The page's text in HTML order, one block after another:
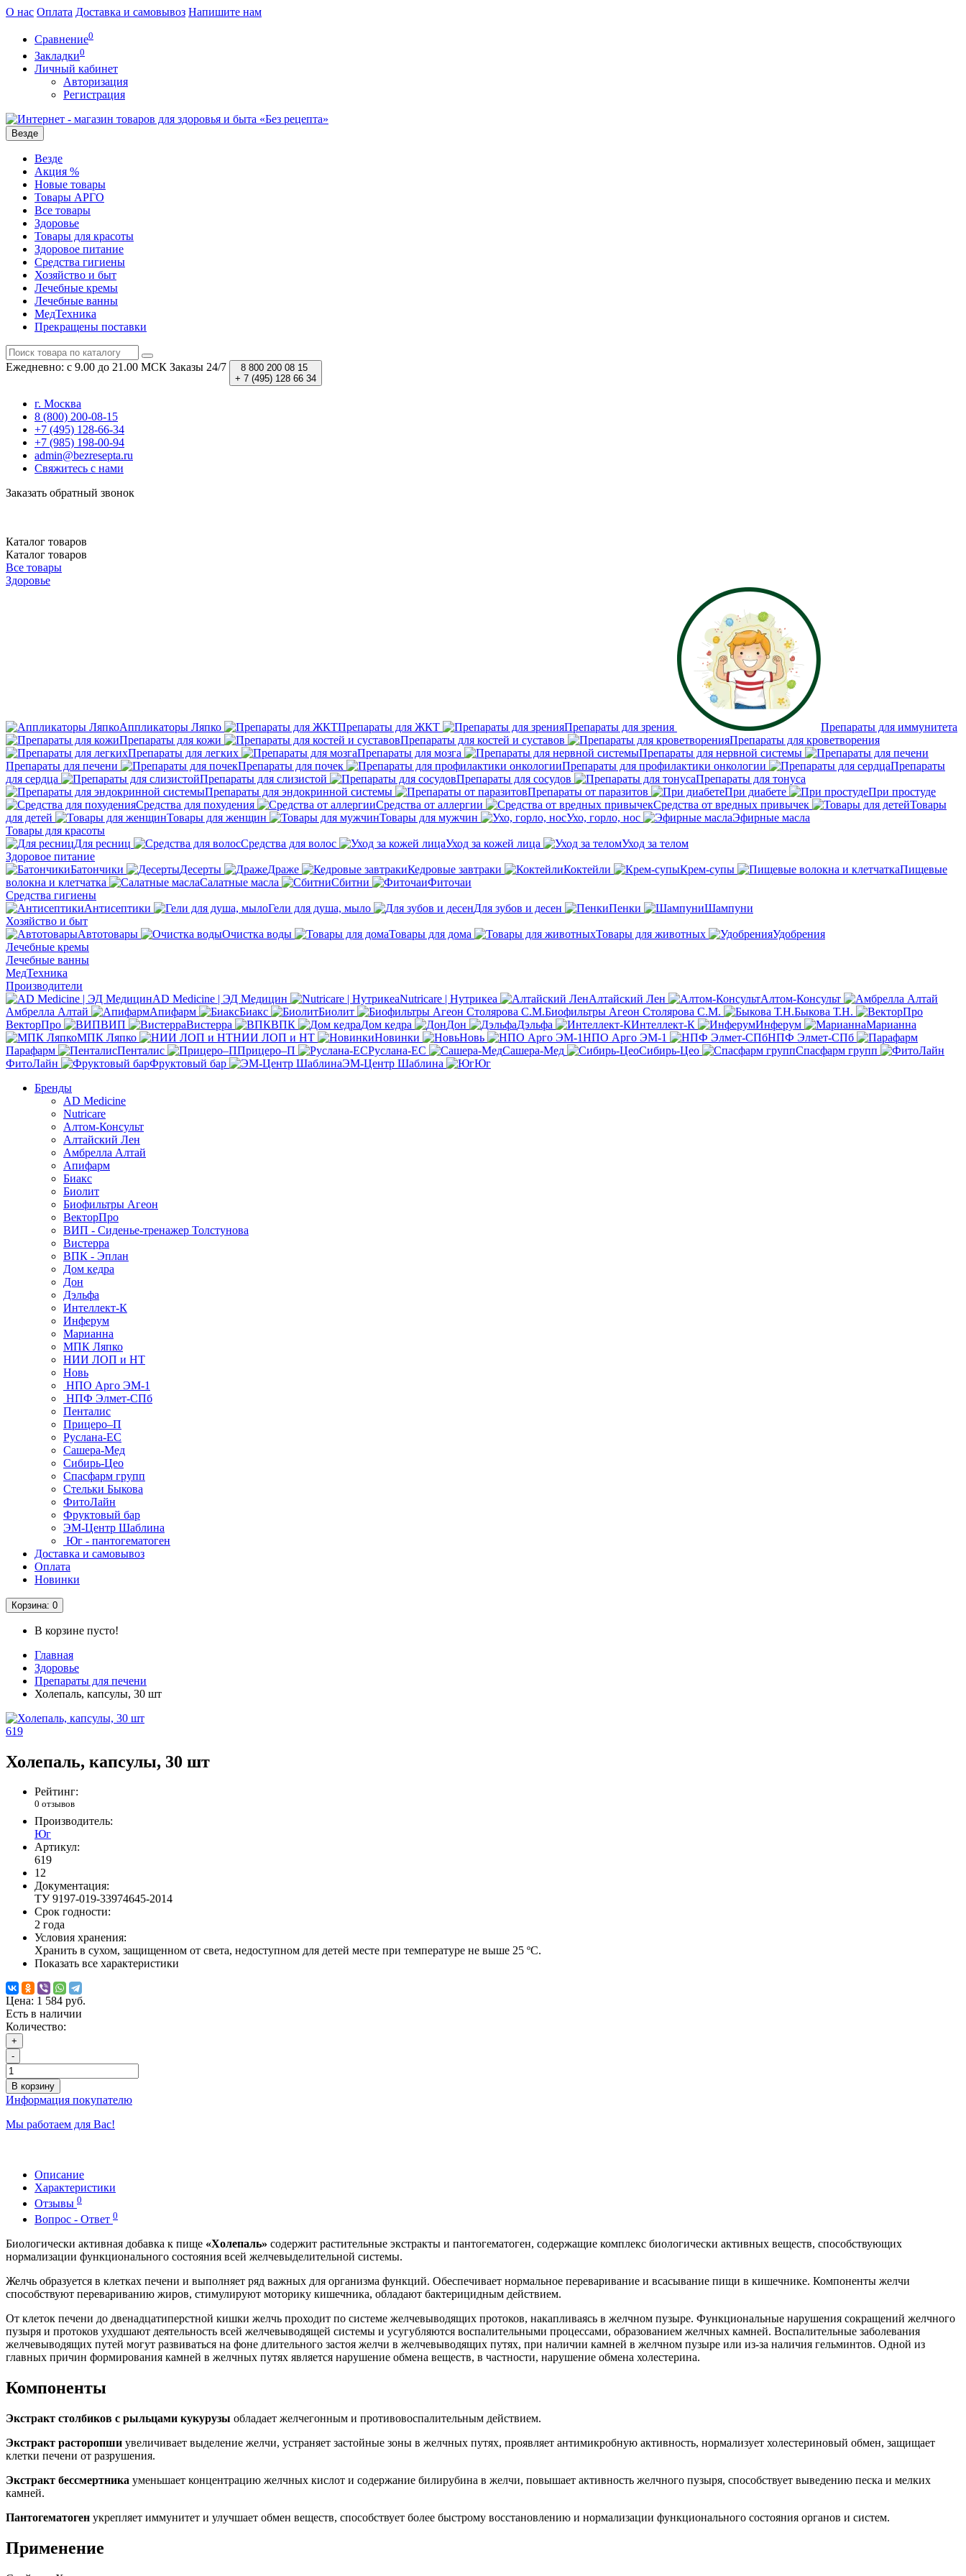
О нас Оплата Доставка и самовывоз Напишите нам
Сравнение0
Закладки0
Личный кабинет
Авторизация
Регистрация
Везде
Везде
Акция %
Новые товары
Товары АРГО
Все товары
Здоровье
Товары для красоты
Здоровое питание
Средства гигиены
Хозяйство и быт
Лечебные кремы
Лечебные ванны
МедТехника
Прекращены поставки
Ежедневно: с 9.00 до 21.00 МСК Заказы 24/7
8 800 200 08 15
+ 7 (495) 128 66 34
г. Москва
8 (800) 200-08-15
+7 (495) 128-66-34
+7 (985) 198-00-94
admin@bezresepta.ru
Свяжитесь с нами
Заказать обратный звонок
Каталог товаров
Каталог товаров
Все товары
Здоровье
Аппликаторы Ляпко Препараты для ЖКТ Препараты для зрения
Препараты для иммунитета
Препараты для кожи
Препараты для костей и суставов
Препараты для кроветворения
Препараты для легких
Препараты для мозга
Препараты для нервной системы
Препараты для печени
Препараты для почек Препараты для профилактики онкологии
Препараты
для сердца
Препараты для слизистой Препараты для сосудов
Препараты для тонуса
Препараты для эндокринной системы
Препараты от паразитов При диабете
При простуде
Средства для похудения
Средства от аллергии Средства от вредных привычек
Товары
для детей
Товары для женщин Товары для мужчин Ухо, горло, нос
Эфирные масла
Товары для красоты
Для ресниц
Средства для волос Уход за кожей лица
Уход за телом
Здоровое питание
Батончики
Десерты Драже Кедровые завтраки Коктейли Крем-супы
Пищевые
волокна и клетчатка
Салатные масла Сбитни
Фиточаи
Средства гигиены
Антисептики
Гели для душа, мыло Для зубов и десен Пенки
Шампуни
Хозяйство и быт
Автотовары
Очистка воды Товары для дома Товары для животных
Удобрения
Лечебные кремы
Лечебные ванны
МедТехника
Производители
AD Medicine | ЭД Медицин
Nutricare | Нутрикеа Алтайский Лен
Алтом-Консульт
Амбрелла Алтай
Апифарм Биакс Биолит Биофильтры Агеон Столярова С.М.
Быкова Т.Н.
ВекторПро
ВИП Вистерра ВПК Дом кедра Дон Дэльфа Интеллект-К Инферум
Марианна
МПК Ляпко
НИИ ЛОП и НТ Новинки Новь НПО Арго ЭМ-1
НПФ Элмет-СПб
Парафарм
Пенталис Прицеро–П Руслана-ЕС Сашера-Мед Сибирь-Цео
Спасфарм групп
ФитоЛайн
Фруктовый бар ЭМ-Центр Шаблина
Юг
Бренды
AD Medicine
Nutricare
Алтом-Консульт
Алтайский Лен
Амбрелла Алтай
Апифарм
Биакс
Биолит
Биофильтры Агеон
ВекторПро
ВИП - Сиденье-тренажер Толстунова
Вистерра
ВПК - Эплан
Дом кедра
Дон
Дэльфа
Интеллект-К
Инферум
Марианна
МПК Ляпко
НИИ ЛОП и НТ
Новь
НПО Арго ЭМ-1
НПФ Элмет-СПб
Пенталис
Прицеро–П
Руслана-ЕС
Сашера-Мед
Сибирь-Цео
Спасфарм групп
Стельки Быкова
ФитоЛайн
Фруктовый бар
ЭМ-Центр Шаблина
Юг - пантогематоген
Доставка и самовывоз
Оплата
Новинки
Корзина: 0
В корзине пусто!
Главная
Здоровье
Препараты для печени
Холепаль, капсулы, 30 шт
619
Холепаль, капсулы, 30 шт
Рейтинг:
0 отзывов
Производитель:
Юг
Артикул:
619
12
Документация:
ТУ 9197-019-33974645-2014
Срок годности:
2 года
Условия хранения:
Хранить в сухом, защищенном от света, недоступном для детей месте при температуре не выше 25 ºС.
Показать все характеристики
Цена: 1 584 руб.
Есть в наличии
Количество:
+
-
В корзину
Информация покупателю
Мы работаем для Вас!
Описание
Характеристики
Отзывы 0
Вопрос - Ответ 0
Биологически активная добавка к пище «Холепаль» содержит растительные экстракты и пантогематоген, содержащие комплекс биологически активных веществ, способствующих
нормализации функционального состояния всей желчевыделительной системы.
Желчь образуется в клетках печени и выполняет ряд важных для организма функций. Обеспечивает нормальное переваривание и всасывание пищи в кишечнике. Компоненты желчи
способствуют перевариванию жиров, стимулируют моторику кишечника, обладают бактерицидным действием.
От клеток печени до двенадцатиперстной кишки желчь проходит по системе желчевыводящих протоков, накапливаясь в желчном пузыре. Функциональные нарушения сокращений желчного
пузыря и протоков ухудшают деятельность всей желчевыводящей системы и усугубляются воспалительными процессами, образованием желчных камней. Воспалительные заболевания
желчевыводящих путей могут развиваться на фоне длительного застоя желчи в желчевыводящих путях, при наличии камней в желчном пузыре или из-за наличия гельминтов. Одной из
главных причин формирования камней в желчных путях является нарушение обмена веществ, в частности, нарушение обмена холестерина.
Компоненты
Экстракт столбиков с рыльцами кукурузы обладает желчегонным и противовоспалительным действием.
Экстракт расторопши увеличивает выделение желчи, устраняет застойные зоны в желчных путях, проявляет антимикробную активность, нормализует холестериновый обмен, защищает
клетки печени от разрушения.
Экстракт бессмертника уменьшает концентрацию желчных кислот и содержание билирубина в желчи, повышает активность желчного пузыря, способствует выведению песка и мелких
камней.
Пантогематоген укрепляет иммунитет и улучшает обмен веществ, способствует более быстрому восстановлению и нормализации функционального состояния органов и систем.
Применение